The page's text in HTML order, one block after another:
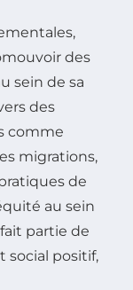
des
sein de sa
des
comme
migrations,
de
au sein
partie de
social positif,